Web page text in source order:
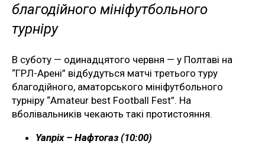
благодійного мініфутбольного
турніру
В суботу — одинадцятого червня — у Полтаві на
“ГРЛ-Арені” відбудуться матчі третього туру
благодійного, аматорського мініфутбольного
турніру “Amateur best Football Fest”. На
вболівальників чекають такі протистояння.
Yanpix – Нафтогаз (10:00)